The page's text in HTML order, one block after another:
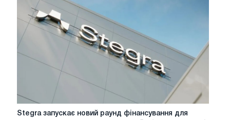
Stegra
Stegra запускає новий раунд фінансування для